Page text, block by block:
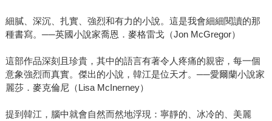
細膩、深沉、扎實、強烈和有力的小說。這是我會細細閱讀的那
種書寫。──英國小說家喬恩．麥格雷戈（Jon McGregor）
這部作品深刻且珍貴，其中的語言有著令人疼痛的親密，每一個
意象強烈而真實。傑出的小說，韓江是位天才。──愛爾蘭小說家
麗莎．麥克倫尼（Lisa McInerney）
提到韓江，腦中就會自然而然地浮現：寧靜的、冰冷的、美麗